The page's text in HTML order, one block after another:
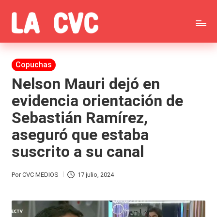
Saltar
al
contenido
C
o
p
u
c
h
a
s
y
ar
Todas
las
noticias
de
la
farándula,
Realitys,
Tierra
Gran
Publicada
en
Copuchas
Nelson Mauri dejó en
evidencia orientación de
Sebastián Ramírez,
aseguró que estaba
suscrito a su canal
Publicado
PorCVC MEDIOS 17 julio, 2024